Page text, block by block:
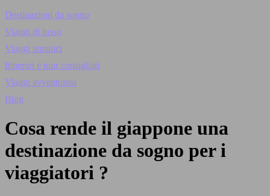
Destinazioni da sogno
Viaggi di lusso
Viaggi tematici
Itinerari e tour consigliati
Viaggi avventurosi
Blog
Cosa rende il giappone una
destinazione da sogno per i
viaggiatori ?